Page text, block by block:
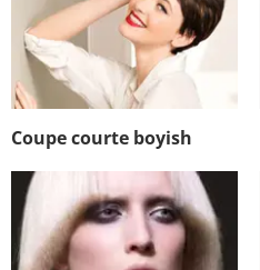
Coupe courte boyish